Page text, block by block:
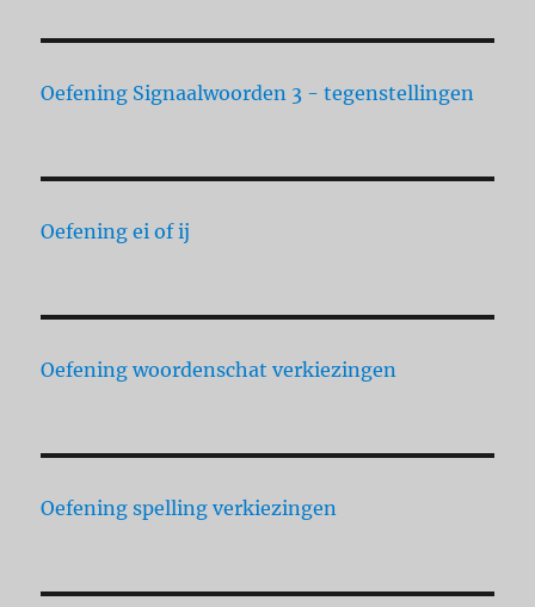
Oefening Signaalwoorden 3 - tegenstellingen
Oefening ei of ij
Oefening woordenschat verkiezingen
Oefening spelling verkiezingen